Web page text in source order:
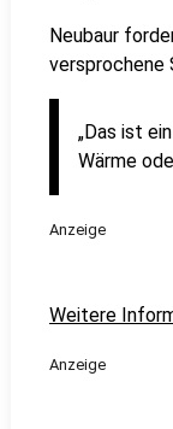
Neubaur
versprochene
„Das ist
Wärme
Anzeige
Weitere
Anzeige